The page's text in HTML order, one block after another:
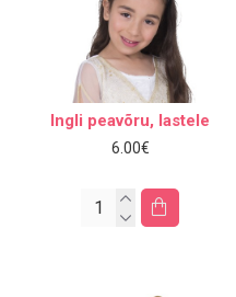
Ingli peavõru, lastele
6.00€